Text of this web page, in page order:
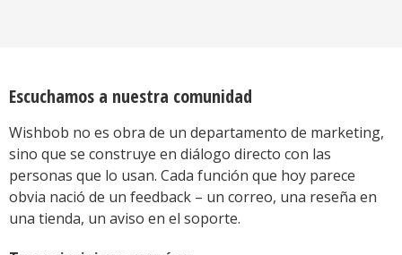
Escuchamos a nuestra comunidad
Wishbob no es obra de un departamento de marketing,
sino que se construye en diálogo directo con las
personas que lo usan. Cada función que hoy parece
obvia nació de un feedback – un correo, una reseña en
una tienda, un aviso en el soporte.